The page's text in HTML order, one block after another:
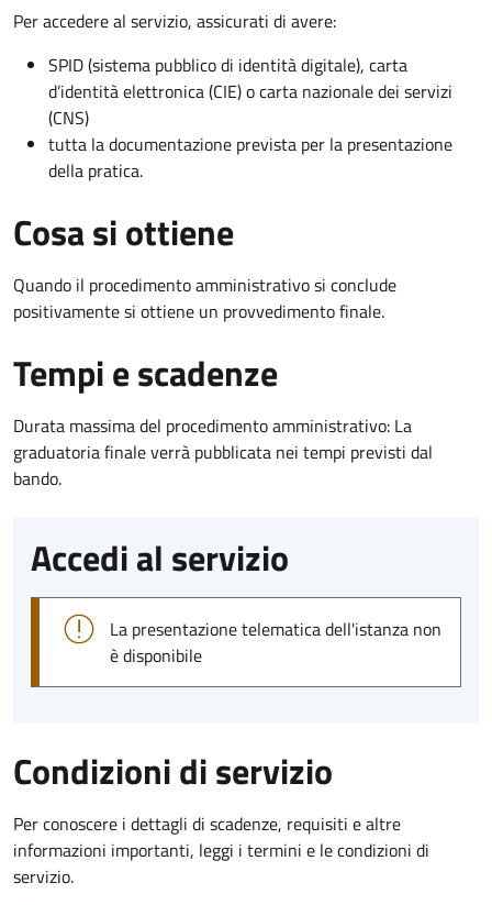
Per accedere al servizio, assicurati di avere:
SPID (sistema pubblico di identità digitale), carta
d’identità elettronica (CIE) o carta nazionale dei servizi
(CNS)
tutta la documentazione prevista per la presentazione
della pratica.
Cosa si ottiene
Quando il procedimento amministrativo si conclude
positivamente si ottiene un provvedimento finale.
Tempi e scadenze
Durata massima del procedimento amministrativo: La
graduatoria finale verrà pubblicata nei tempi previsti dal
bando.
Accedi al servizio
La presentazione telematica dell'istanza non
è disponibile
Condizioni di servizio
Per conoscere i dettagli di scadenze, requisiti e altre
informazioni importanti, leggi i termini e le condizioni di
servizio.